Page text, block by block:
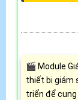
🎬 Module
thiết bị giám
triển để